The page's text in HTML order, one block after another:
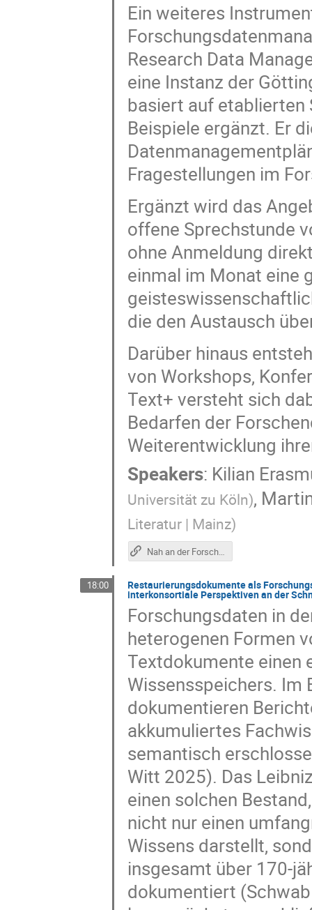
Ein weiteres
Research Data
eine Instanz der
basiert auf etablierten
Beispiele ergänzt. Er
Fragestellungen im
Ergänzt wird das
offene Sprechstunde
ohne Anmeldung
einmal im Monat eine
die den Austausch
Darüber hinaus
von Workshops,
Text+ versteht sich
Bedarfen der
Weiterentwicklung
Speakers: Kilian
Universität zu Köln),
Literatur | Mainz)
Nah an der Forschung: Text+ als föderierte Infrastruktur für RDM-Beratung und Helpdesk-Support (Poster)
18:00 Restaurierungsdokumente als
interkonsortiale Perspektiven an der
Forschungsdaten in
heterogenen Formen
Textdokumente einen
Wissensspeichers. Im
dokumentieren
akkumuliertes
semantisch
Witt 2025). Das
einen solchen
nicht nur einen
Wissens darstellt,
insgesamt über 170-
dokumentiert